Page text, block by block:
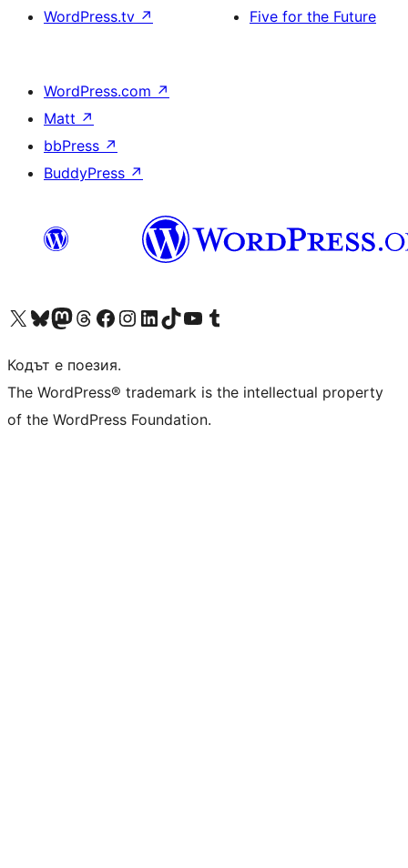
WordPress.tv ↗
Five for the Future
WordPress.com ↗
Matt ↗
bbPress ↗
BuddyPress ↗
Visit our X (formerly Twitter) account
Visit our Bluesky account
Visit our Mastodon account
Visit our Threads account
Посетете нашата страница във Facebook
Посетете нашия профил в Instagram
Посетете нашия профил в LinkedIn
Visit our TikTok account
Visit our YouTube channel
Visit our Tumblr account
Кодът е поезия.
The WordPress® trademark is the intellectual property
of the WordPress Foundation.